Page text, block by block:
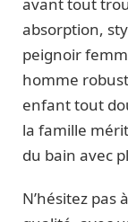
absorption,
peignoir
homme
enfant tout
la famille
du bain avec
N’hésitez pas